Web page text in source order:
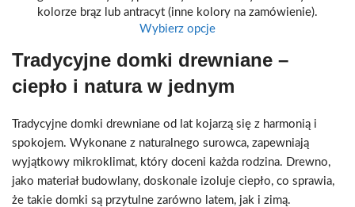
kolorze brąz lub antracyt (inne kolory na zamówienie).
Wybierz opcje
Tradycyjne domki drewniane –
ciepło i natura w jednym
Tradycyjne domki drewniane od lat kojarzą się z harmonią i
spokojem. Wykonane z naturalnego surowca, zapewniają
wyjątkowy mikroklimat, który doceni każda rodzina. Drewno,
jako materiał budowlany, doskonale izoluje ciepło, co sprawia,
że takie domki są przytulne zarówno latem, jak i zimą.